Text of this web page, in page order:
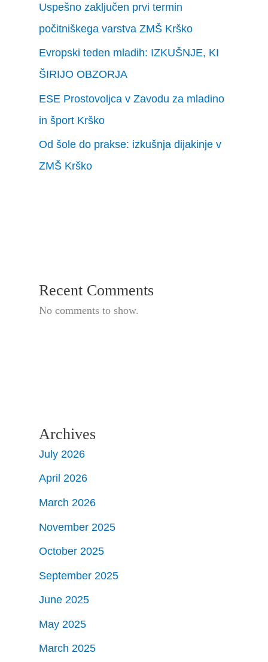
Uspešno zaključen prvi termin
počitniškega varstva ZMŠ Krško
Evropski teden mladih: IZKUŠNJE, KI
ŠIRIJO OBZORJA
ESE Prostovoljca v Zavodu za mladino
in šport Krško
Od šole do prakse: izkušnja dijakinje v
ZMŠ Krško
Recent Comments
No comments to show.
Archives
July 2026
April 2026
March 2026
November 2025
October 2025
September 2025
June 2025
May 2025
March 2025